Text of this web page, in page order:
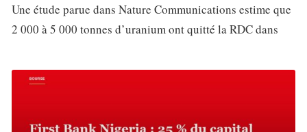
Une étude parue dans Nature Communications estime que
2 000 à 5 000 tonnes d’uranium ont quitté la RDC dans